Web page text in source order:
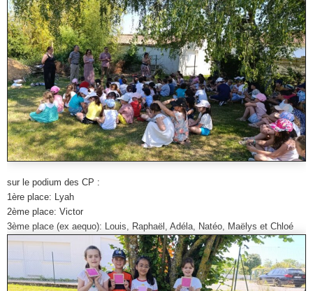
sur le podium des CP :
1ère place: Lyah
2ème place: Victor
3ème place (ex aequo): Louis, Raphaël, Adéla, Natéo, Maëlys et Chloé